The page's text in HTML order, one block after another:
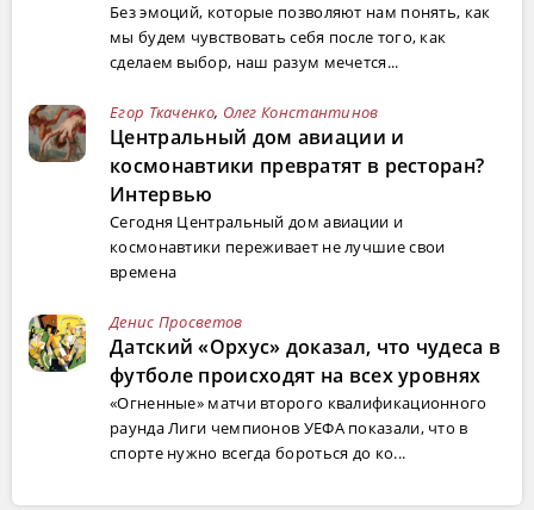
Без эмоций, которые позволяют нам понять, как
мы будем чувствовать себя после того, как
сделаем выбор, наш разум мечется...
Егор Ткаченко, Олег Константинов
Центральный дом авиации и
космонавтики превратят в ресторан?
Интервью
Сегодня Центральный дом авиации и
космонавтики переживает не лучшие свои
времена
Денис Просветов
Датский «Орхус» доказал, что чудеса в
футболе происходят на всех уровнях
«Огненные» матчи второго квалификационного
раунда Лиги чемпионов УЕФА показали, что в
спорте нужно всегда бороться до ко...